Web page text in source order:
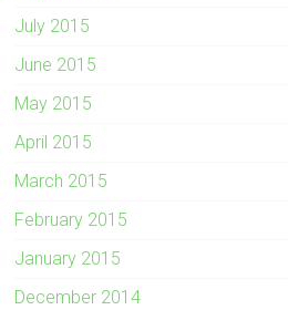
July 2015
June 2015
May 2015
April 2015
March 2015
February 2015
January 2015
December 2014